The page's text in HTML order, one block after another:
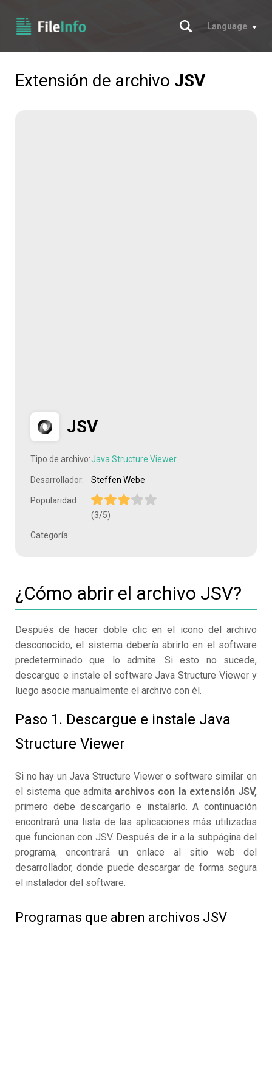
Buscar
Language
Extensión de archivo JSV
JSV
Tipo de archivo:Java Structure Viewer
Desarrollador: Steffen Webe
Popularidad:
(3/5)
Categoría:
¿Cómo abrir el archivo JSV?
Después de hacer doble clic en el icono del archivo
desconocido, el sistema debería abrirlo en el software
predeterminado que lo admite. Si esto no sucede,
descargue e instale el software Java Structure Viewer y
luego asocie manualmente el archivo con él.
Paso 1. Descargue e instale Java
Structure Viewer
Si no hay un Java Structure Viewer o software similar en
el sistema que admita archivos con la extensión JSV,
primero debe descargarlo e instalarlo. A continuación
encontrará una lista de las aplicaciones más utilizadas
que funcionan con JSV. Después de ir a la subpágina del
programa, encontrará un enlace al sitio web del
desarrollador, donde puede descargar de forma segura
el instalador del software.
Programas que abren archivos JSV